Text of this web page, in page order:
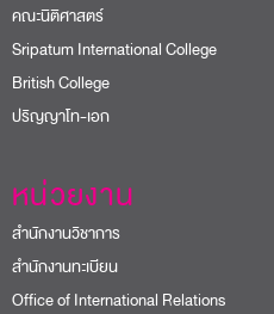
คณะนิติศาสตร์
Sripatum International College
British College
ปริญญาโท-เอก
หน่วยงาน
สำนักงานวิชาการ
สำนักงานทะเบียน
Office of International Relations